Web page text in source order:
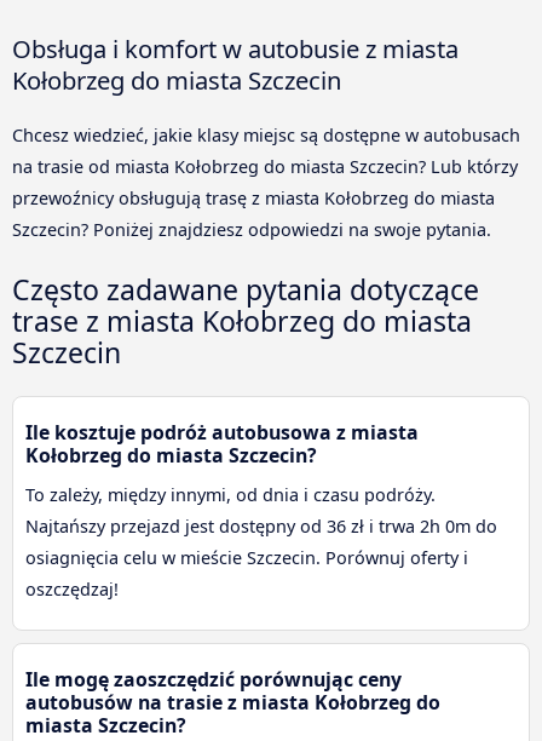
Obsługa i komfort w autobusie z miasta
Kołobrzeg do miasta Szczecin
Chcesz wiedzieć, jakie klasy miejsc są dostępne w autobusach
na trasie od miasta Kołobrzeg do miasta Szczecin? Lub którzy
przewoźnicy obsługują trasę z miasta Kołobrzeg do miasta
Szczecin? Poniżej znajdziesz odpowiedzi na swoje pytania.
Często zadawane pytania dotyczące
trase z miasta Kołobrzeg do miasta
Szczecin
Ile kosztuje podróż autobusowa z miasta
Kołobrzeg do miasta Szczecin?
To zależy, między innymi, od dnia i czasu podróży.
Najtańszy przejazd jest dostępny od 36 zł i trwa 2h 0m do
osiagnięcia celu w mieście Szczecin. Porównuj oferty i
oszczędzaj!
Ile mogę zaoszczędzić porównując ceny
autobusów na trasie z miasta Kołobrzeg do
miasta Szczecin?